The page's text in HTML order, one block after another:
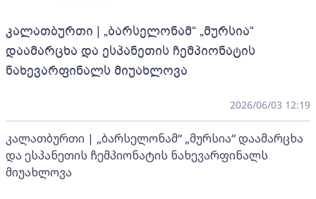
კალათბურთი | „ბარსელონამ“ „მურსია“
დაამარცხა და ესპანეთის ჩემპიონატის
ნახევარფინალს მიუახლოვა
2026/06/03 12:19
კალათბურთი | „ბარსელონამ“ „მურსია“ დაამარცხა
და ესპანეთის ჩემპიონატის ნახევარფინალს
მიუახლოვა